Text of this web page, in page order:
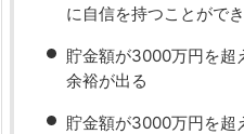
に自信を持つことがで
貯金額が3000万円を
余裕が出る
貯金額が3000万円を